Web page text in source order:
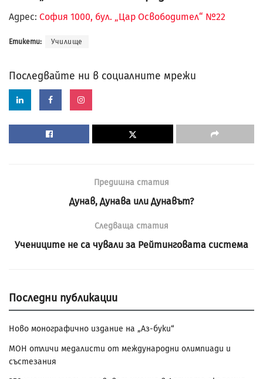
Адрес: София 1000, бул. „Цар Освободител“ №22
Етикети: Училище
Последвайте ни в социалните мрежи
Предишна статия
Дунав, Дунава или Дунавът?
Следваща статия
Учениците не са чували за Рейтинговата система
Последни публикации
Ново монографично издание на „Аз-буки“
МОН отличи медалисти от международни олимпиади и
състезания